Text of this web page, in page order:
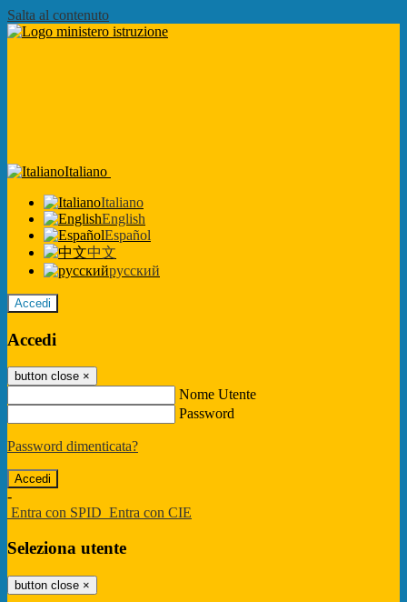
Salta al contenuto
Italiano
Italiano
English
Español
中文
русский
Accedi
Accedi
button close ×
Nome Utente
Password
Password dimenticata?
-
Entra con SPID Entra con CIE
Seleziona utente
button close ×